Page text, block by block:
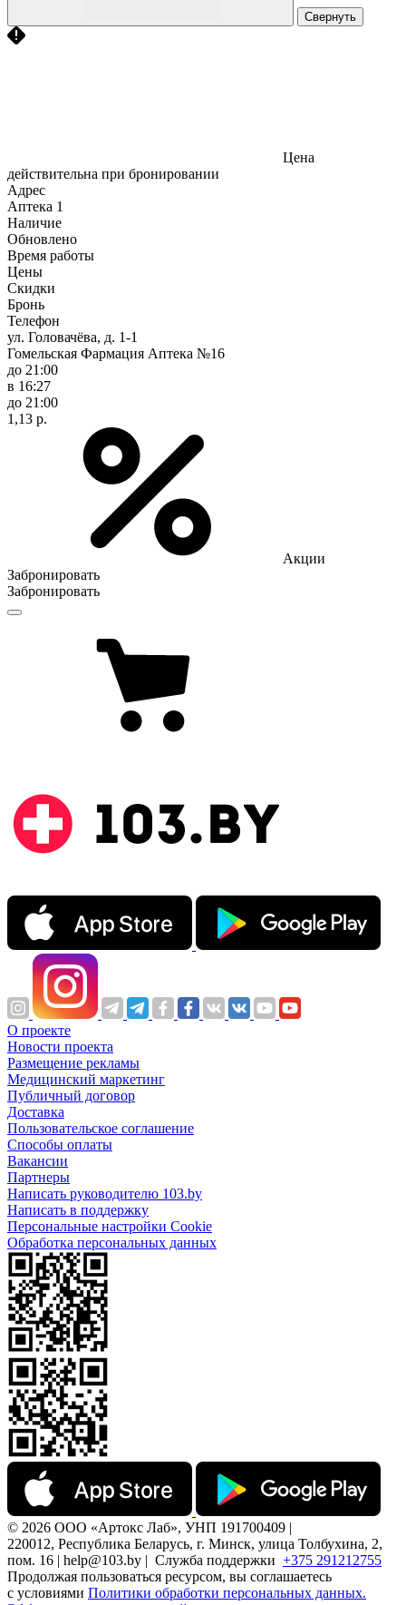
Свернуть
Цена
действительна при бронировании
Адрес
Аптека 1
Наличие
Обновлено
Время работы
Цены
Скидки
Бронь
Телефон
ул. Головачёва, д. 1-1
Гомельская Фармация Аптека №16
до 21:00
в 16:27
до 21:00
1,13 р.
Акции
Забронировать
Забронировать
О проекте
Новости проекта
Размещение рекламы
Медицинский маркетинг
Публичный договор
Доставка
Пользовательское соглашение
Способы оплаты
Вакансии
Партнеры
Написать руководителю 103.by
Написать в поддержку
Персональные настройки Cookie
Обработка персональных данных
© 2026 ООО «Артокс Лаб», УНП 191700409 |
220012, Республика Беларусь, г. Минск, улица Толбухина, 2,
пом. 16 | help@103.by | Служба поддержки +375 291212755
Продолжая пользоваться ресурсом, вы соглашаетесь
с условиями Политики обработки персональных данных.